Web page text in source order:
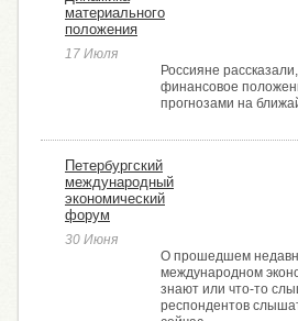
материального
положения
17 Июля
Россияне
финансовое
прогнозами на
Петербургский
международный
экономический
форум
30 Июня
О прошедшем
международном
знают или что-то
респондентов